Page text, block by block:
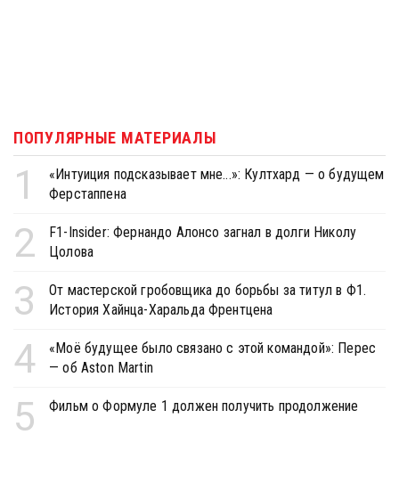
ПОПУЛЯРНЫЕ МАТЕРИАЛЫ
1
«Интуиция подсказывает мне...»: Култхард — о будущем
Ферстаппена
2
F1-Insider: Фернандо Алонсо загнал в долги Николу
Цолова
3
От мастерской гробовщика до борьбы за титул в Ф1.
История Хайнца-Харальда Френтцена
4
«Моё будущее было связано с этой командой»: Перес
— об Aston Martin
5 Фильм о Формуле 1 должен получить продолжение